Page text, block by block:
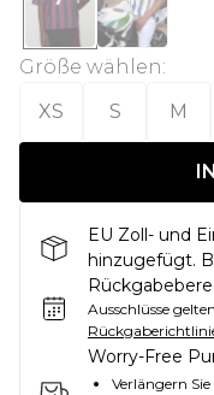
Größe wählen:
XS
S M
EU Zoll- und
hinzugefügt.
Ausschlüsse
Worry-Free
Verlängern